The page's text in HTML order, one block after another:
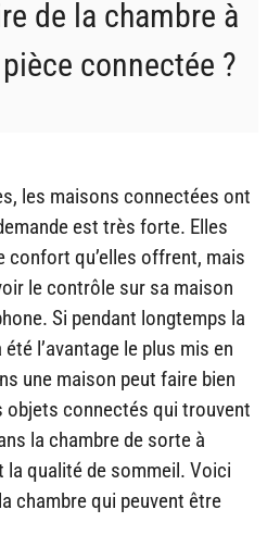
de la chambre à
connectée ?
les maisons connectées ont
est très forte. Elles
confort qu’elles offrent, mais
le contrôle sur sa maison
Si pendant longtemps la
l’avantage le plus mis en
une maison peut faire bien
objets connectés qui trouvent
la chambre de sorte à
la qualité de sommeil. Voici
chambre qui peuvent être